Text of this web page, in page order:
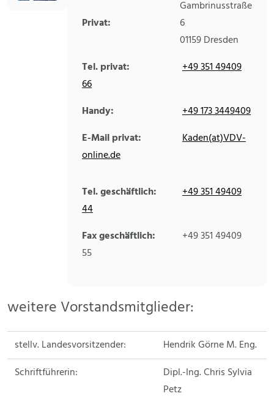
Privat:
Gambrinusstraße
6
01159Dresden
Tel. privat:
+49 351 49409
66
Handy:
+49 173 3449409
E-Mail privat:
Kaden(at)VDV-
online.de
Tel. geschäftlich:
+49 351 49409
44
Fax geschäftlich:
+49 351 49409
55
weitere Vorstandsmitglieder:
stellv. Landesvorsitzender:
Hendrik Görne M. Eng.
Schriftführerin:
Dipl.-Ing. Chris Sylvia
Petz